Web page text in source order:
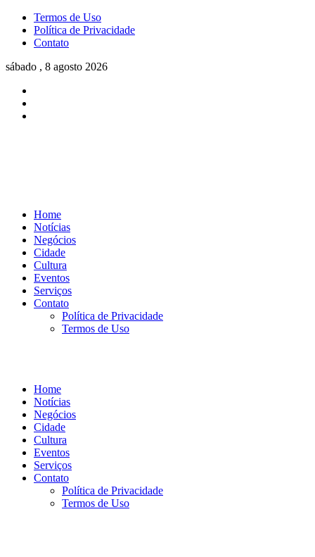
Termos de Uso
Política de Privacidade
Contato
sábado , 8 agosto 2026
Home
Notícias
Negócios
Cidade
Cultura
Eventos
Serviços
Contato
Política de Privacidade
Termos de Uso
Home
Notícias
Negócios
Cidade
Cultura
Eventos
Serviços
Contato
Política de Privacidade
Termos de Uso